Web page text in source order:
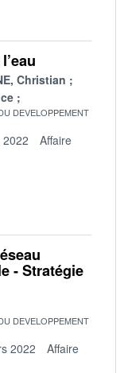
Christian
DEVELOPPEMENT
2022
Affaire
- Stratégie
DEVELOPPEMENT
2022
Affaire